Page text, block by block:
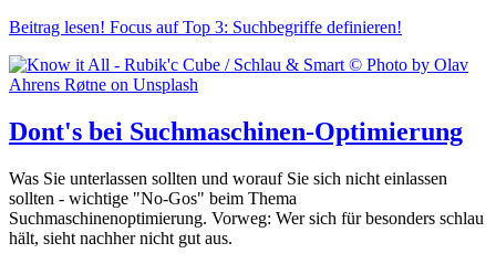
Beitrag lesen! Focus auf Top 3: Suchbegriffe definieren!
Dont's bei Suchmaschinen-Optimierung
Was Sie unterlassen sollten und worauf Sie sich nicht einlassen
sollten - wichtige "No-Gos" beim Thema
Suchmaschinenoptimierung. Vorweg: Wer sich für besonders schlau
hält, sieht nachher nicht gut aus.